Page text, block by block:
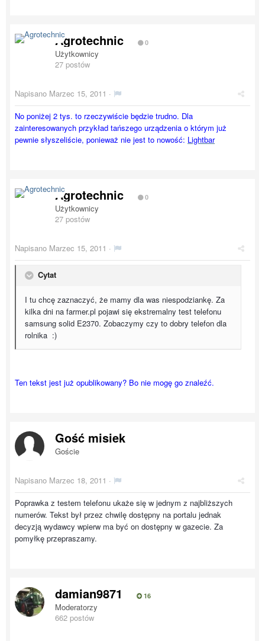
Agrotechnic 0
Użytkownicy
27 postów
Napisano Marzec 15, 2011 ·
No poniżej 2 tys. to rzeczywiście będzie trudno. Dla
zainteresowanych przykład tańszego urządzenia o którym już
pewnie słyszeliście, ponieważ nie jest to nowość: Lightbar
Agrotechnic 0
Użytkownicy
27 postów
Napisano Marzec 15, 2011 ·
Cytat
I tu chcę zaznaczyć, że mamy dla was niespodziankę. Za
kilka dni na farmer.pl pojawi się ekstremalny test telefonu
samsung solid E2370. Zobaczymy czy to dobry telefon dla
rolnika :)
Ten tekst jest już opublikowany? Bo nie mogę go znaleźć.
Gość misiek
Goście
Napisano Marzec 18, 2011 ·
Poprawka z testem telefonu ukaże się w jednym z najbliższych
numerów. Tekst był przez chwilę dostępny na portalu jednak
decyzją wydawcy wpierw ma być on dostępny w gazecie. Za
pomyłkę przepraszamy.
damian9871 16
Moderatorzy
662 postów